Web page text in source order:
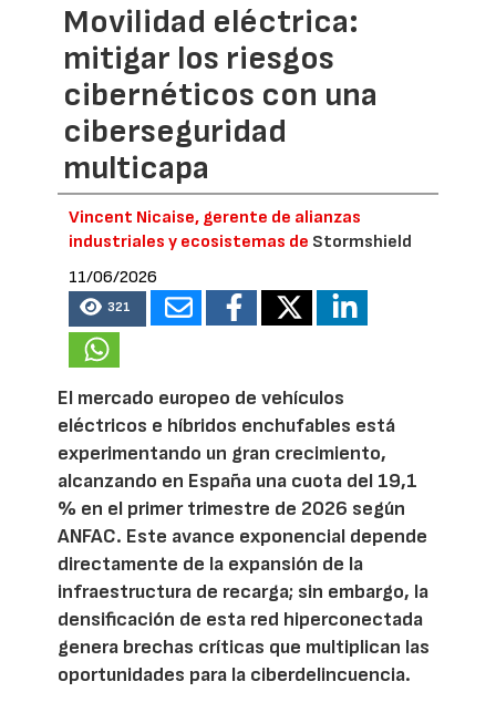
Movilidad eléctrica:
mitigar los riesgos
cibernéticos con una
ciberseguridad
multicapa
Vincent Nicaise, gerente de alianzas
industriales y ecosistemas de Stormshield
11/06/2026
321
El mercado europeo de vehículos
eléctricos e híbridos enchufables está
experimentando un gran crecimiento,
alcanzando en España una cuota del 19,1
% en el primer trimestre de 2026 según
ANFAC. Este avance exponencial depende
directamente de la expansión de la
infraestructura de recarga; sin embargo, la
densificación de esta red hiperconectada
genera brechas críticas que multiplican las
oportunidades para la ciberdelincuencia.